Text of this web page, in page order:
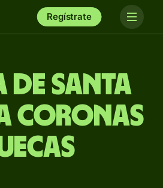
Regístrate
de Santa
a coronas